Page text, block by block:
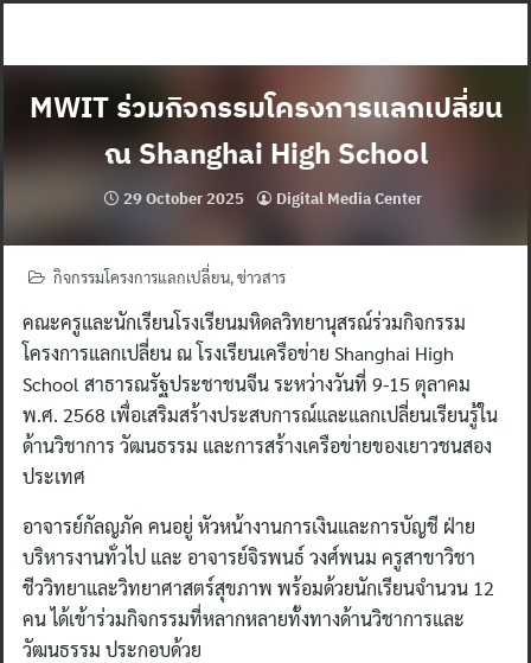
MWIT ร่วมกิจกรรมโครงการแลกเปลี่ยน
ณ Shanghai High School
29 October 2025 Digital Media Center
กิจกรรมโครงการแลกเปลี่ยน,ข่าวสาร
คณะครูและนักเรียนโรงเรียนมหิดลวิทยานุสรณ์ร่วมกิจกรรม
โครงการแลกเปลี่ยน ณ โรงเรียนเครือข่าย Shanghai High
School สาธารณรัฐประชาชนจีน ระหว่างวันที่ 9-15 ตุลาคม
พ.ศ. 2568 เพื่อเสริมสร้างประสบการณ์และแลกเปลี่ยนเรียนรู้ใน
ด้านวิชาการ วัฒนธรรม และการสร้างเครือข่ายของเยาวชนสอง
ประเทศ
อาจารย์กัลญภัค คนอยู่ หัวหน้างานการเงินและการบัญชี ฝ่าย
บริหารงานทั่วไป และ อาจารย์จิรพนธ์ วงศ์พนม ครูสาขาวิชา
ชีววิทยาและวิทยาศาสตร์สุขภาพ พร้อมด้วยนักเรียนจำนวน 12
คน ได้เข้าร่วมกิจกรรมที่หลากหลายทั้งทางด้านวิชาการและ
วัฒนธรรม ประกอบด้วย